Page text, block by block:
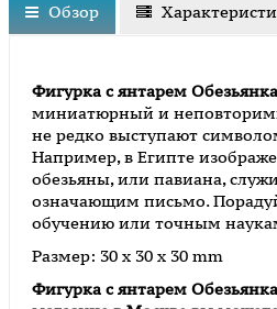
Обзор
Фигурка с янтарем Обезьянка
миниатюрный и
не редко выступают
Например, в Египте
обезьяны, или павиана,
означающим письмо.
обучению или точным
Размер: 30 x 30 x 30 mm
Фигурка с янтарем Обезьянка